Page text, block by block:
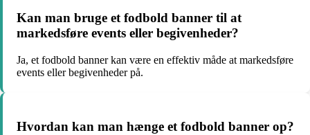
Kan man bruge et fodbold banner til at
markedsføre events eller begivenheder?
Ja, et fodbold banner kan være en effektiv måde at markedsføre
events eller begivenheder på.
Hvordan kan man hænge et fodbold banner op?